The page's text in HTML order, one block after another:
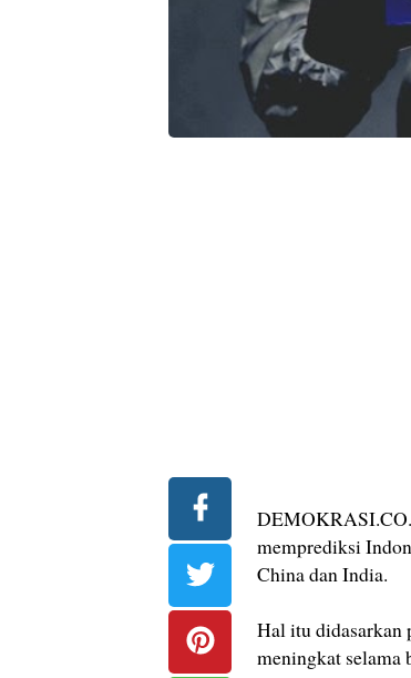
memprediksi
China dan India.
Hal itu didasarkan
meningkat selama